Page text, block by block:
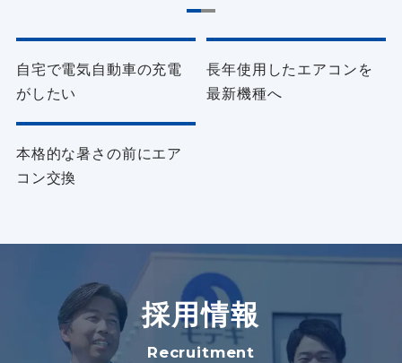
自宅で電気自動車の充電
がしたい
長年使用したエアコンを
最新機種へ
本格的な暑さの前にエア
コン交換
採用情報
Recruitment